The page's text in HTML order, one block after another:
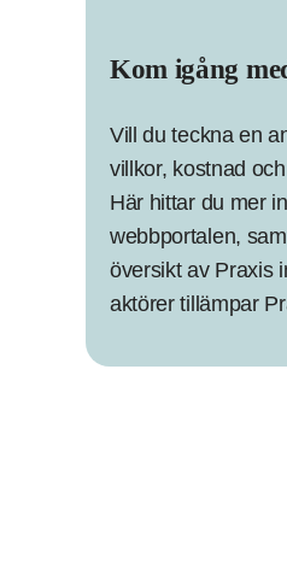
Kom igång
Vill du teckna en
villkor, kostnad
Här hittar du mer
webbportalen,
översikt av Praxis
aktörer tillämpar